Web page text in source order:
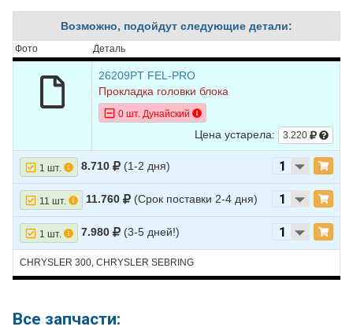
CHRYSLER SEBRING
7 SEBRING
CHRYSLER SEBRING 2007
Возможно, подойдут следующие детали:
Фото Деталь
26209PT FEL-PRO
Прокладка головки блока
0 шт. Дунайский
Цена устарела: 3.220
1 шт. 8.710 (1-2 дня)
11 шт. 11.760 (Срок поставки 2-4 дня)
1 шт. 7.980 (3-5 дней!)
CHRYSLER 300, CHRYSLER SEBRING
Все запчасти: